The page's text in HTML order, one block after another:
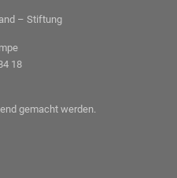
– Stiftung
18
gemacht werden.